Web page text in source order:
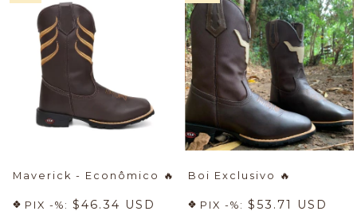
Maverick - Econômico 🔥
PIX -%: $46.34 USD
Boi Exclusivo 🔥
PIX -%: $53.71 USD